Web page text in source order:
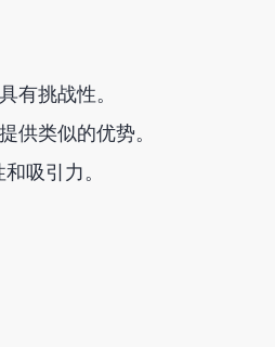
有挑战性。
供类似的优势。
吸引力。